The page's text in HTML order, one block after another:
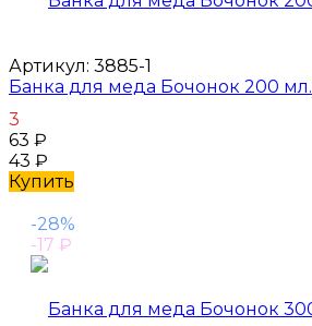
Артикул: 3885-1
Банка для меда Бочонок 200 мл.
3
63 ₽
43 ₽
Купить
-28%
-17 ₽